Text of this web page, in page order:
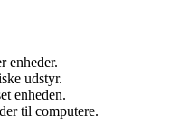
enheder.
udstyr.
enheden.
til computere.